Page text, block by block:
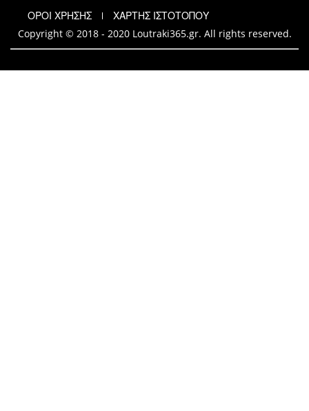
ΟΡΟΙ ΧΡΗΣΗΣ
ΧΑΡΤΗΣ ΙΣΤΟΤΟΠΟΥ
Copyright © 2018 - 2020 Loutraki365.gr. All rights reserved.